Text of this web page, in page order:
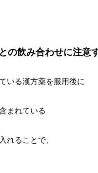
の飲み合わせに注意
いる漢方薬を服用後に
まれている
れることで、